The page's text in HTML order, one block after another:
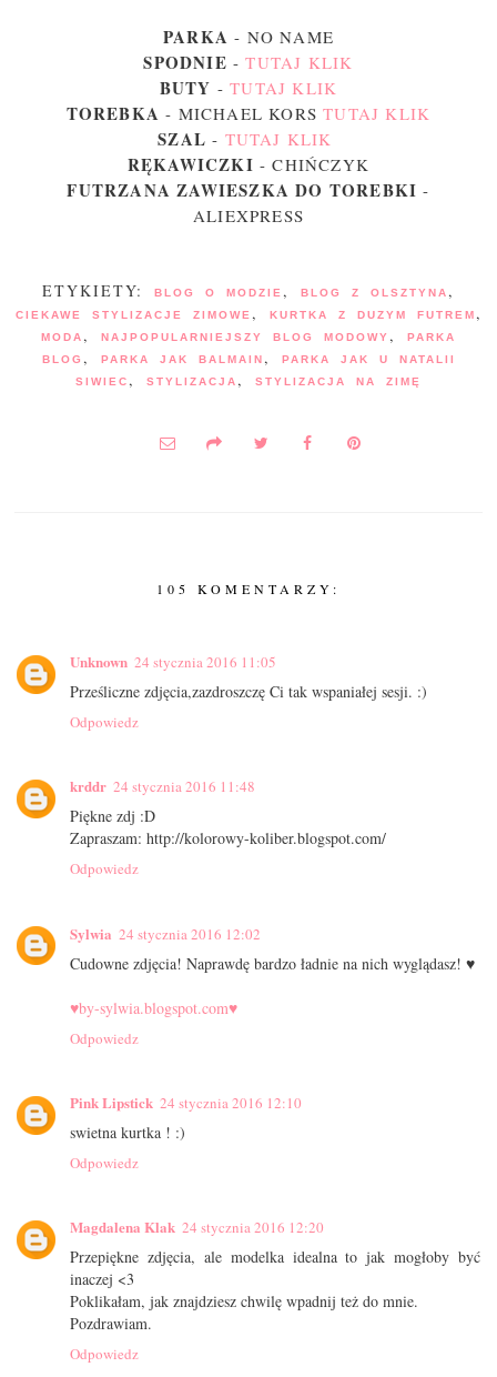
PARKA- NO NAME
SPODNIE- TUTAJ KLIK
BUTY -TUTAJ KLIK
TOREBKA- MICHAEL KORSTUTAJ KLIK
SZAL- TUTAJ KLIK
RĘKAWICZKI- CHIŃCZYK
FUTRZANA ZAWIESZKA DO TOREBKI-
ALIEXPRESS
ETYKIETY: BLOG O MODZIE , BLOG Z OLSZTYNA ,
CIEKAWE STYLIZACJE ZIMOWE , KURTKA Z DUZYM FUTREM ,
MODA , NAJPOPULARNIEJSZY BLOG MODOWY ,
PARKA
BLOG , PARKA JAK BALMAIN ,
PARKA JAK U NATALII
SIWIEC , STYLIZACJA , STYLIZACJA NA ZIMĘ
105 KOMENTARZY:
Unknown 24 stycznia 2016 11:05
Prześliczne zdjęcia,zazdroszczę Ci tak wspaniałej sesji. :)
Odpowiedz
krddr 24 stycznia 2016 11:48
Piękne zdj :D
Zapraszam: http://kolorowy-koliber.blogspot.com/
Odpowiedz
Sylwia 24 stycznia 2016 12:02
Cudowne zdjęcia! Naprawdę bardzo ładnie na nich wyglądasz! ♥
♥by-sylwia.blogspot.com♥
Odpowiedz
Pink Lipstick 24 stycznia 2016 12:10
swietna kurtka ! :)
Odpowiedz
Magdalena Klak 24 stycznia 2016 12:20
Przepiękne zdjęcia, ale modelka idealna to jak mogłoby być
inaczej <3
Poklikałam, jak znajdziesz chwilę wpadnij też do mnie.
Pozdrawiam.
Odpowiedz